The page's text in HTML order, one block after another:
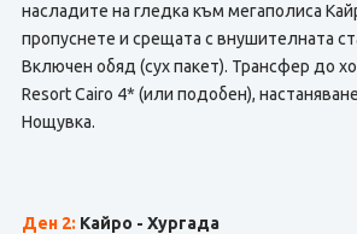
насладите на гледка към мегаполиса
пропуснете и срещата с внушителната
Включен обяд (сух пакет). Трансфер до
Resort Cairo 4* (или подобен),
Нощувка.
Ден 2: Кайро - Хургада